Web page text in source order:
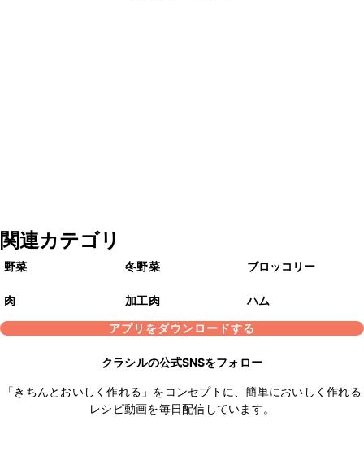
関連カテゴリ
野菜 冬野菜 ブロッコリー
肉 加工肉
ハム
アプリをダウンロードする
クラシルの公式SNSをフォロー
「きちんとおいしく作れる」をコンセプトに、簡単においしく作れる
レシピ動画を毎日配信しています。